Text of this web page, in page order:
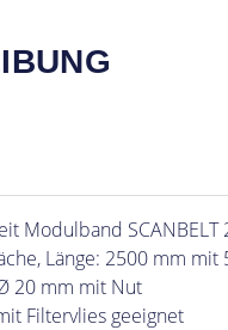
Modulband SCANBELT
Länge: 2500 mm mit
20 mm mit Nut
Filtervlies geeignet